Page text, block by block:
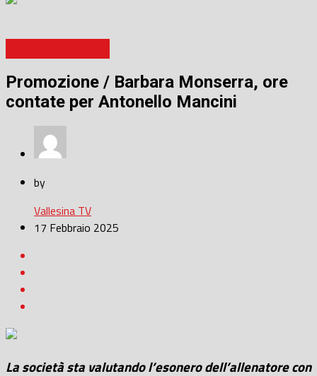
Promozione / Barbara Monserra, ore
contate per Antonello Mancini
by
Vallesina TV
17 Febbraio 2025
La società sta valutando l’esonero dell’allenatore con